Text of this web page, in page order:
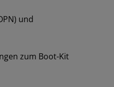
und
zum Boot-Kit